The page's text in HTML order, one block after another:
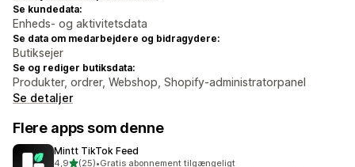
Se kundedata:
Enheds- og aktivitetsdata
Se data om medarbejdere og bidragydere:
Butiksejer
Se og rediger butiksdata:
Produkter, ordrer, Webshop, Shopify-administratorpanel
Se detaljer
Flere apps som denne
Mintt TikTok Feed
4,9ud af 5 stjerner
(25)•Gratis abonnement tilgængeligt